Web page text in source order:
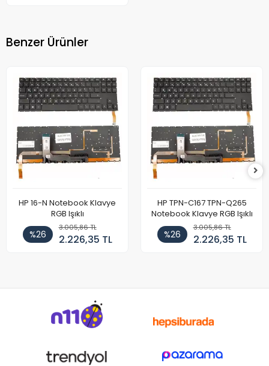
Benzer Ürünler
HP 16-N Notebook Klavye
RGB Işıklı
%26
3.005,86 TL
2.226,35 TL
HP TPN-C167 TPN-Q265
Notebook Klavye RGB Işıklı
%26
3.005,86 TL
2.226,35 TL